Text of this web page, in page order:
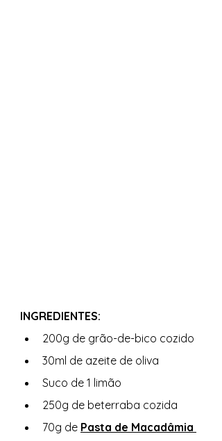
INGREDIENTES:
200g de grão-de-bico cozido
30ml de azeite de oliva
Suco de 1 limão
250g de beterraba cozida
70g de Pasta de Macadâmia